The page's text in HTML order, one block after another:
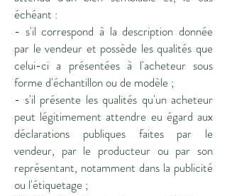
échéant :
- s'il correspond à la description donnée
par le vendeur et possède les qualités que
celui-ci a présentées à l'acheteur sous
forme d'échantillon ou de modèle ;
- s'il présente les qualités qu'un acheteur
peut légitimement attendre eu égard aux
déclarations publiques faites par le
vendeur, par le producteur ou par son
représentant, notamment dans la publicité
ou l'étiquetage ;